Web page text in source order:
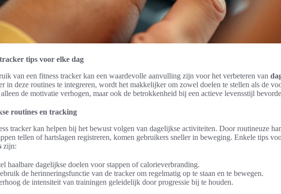
tips voor elke dag
van een fitness tracker kan een waardevolle aanvulling zijn voor het verbeteren van
in deze routines te integreren, wordt het makkelijker om zowel doelen te stellen als de
de motivatie verhogen, maar ook de betrokkenheid bij een actieve levensstijl
routines en tracking
tracker kan helpen bij het bewust volgen van dagelijkse activiteiten. Door routineuze
tellen of hartslagen registreren, komen gebruikers sneller in beweging. Enkele tips
zijn:
haalbare dagelijkse doelen voor stappen of calorieverbranding.
de herinneringsfunctie van de tracker om regelmatig op te staan en te bewegen.
de intensiteit van trainingen geleidelijk door progressie bij te houden.